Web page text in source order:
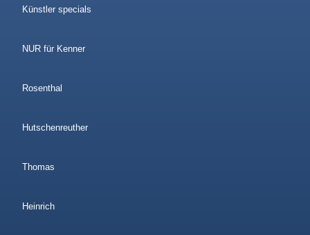
Künstler specials
NUR für Kenner
Rosenthal
Hutschenreuther
Thomas
Heinrich